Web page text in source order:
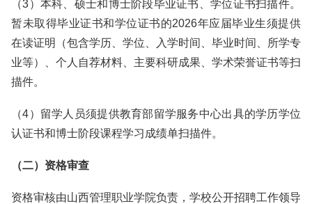
（3）本科、硕士和博士阶段毕业证书、学位证书扫描件。
暂未取得毕业证书和学位证书的2026年应届毕业生须提供
在读证明（包含学历、学位、入学时间、毕业时间、所学专
业等）、个人自荐材料、主要科研成果、学术荣誉证书等扫
描件。
（4）留学人员须提供教育部留学服务中心出具的学历学位
认证书和博士阶段课程学习成绩单扫描件。
（二）资格审查
资格审核由山西管理职业学院负责，学校公开招聘工作领导